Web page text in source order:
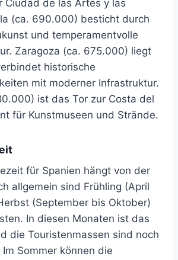
Ciudad de las Artes y las
(ca. 690.000) besticht durch
und temperamentvolle
Zaragoza (ca. 675.000) liegt
historische
mit moderner Infrastruktur.
ist das Tor zur Costa del
für Kunstmuseen und Strände.
für Spanien hängt von der
allgemein sind Frühling (April
(September bis Oktober)
In diesen Monaten ist das
die Touristenmassen sind noch
Sommer können die